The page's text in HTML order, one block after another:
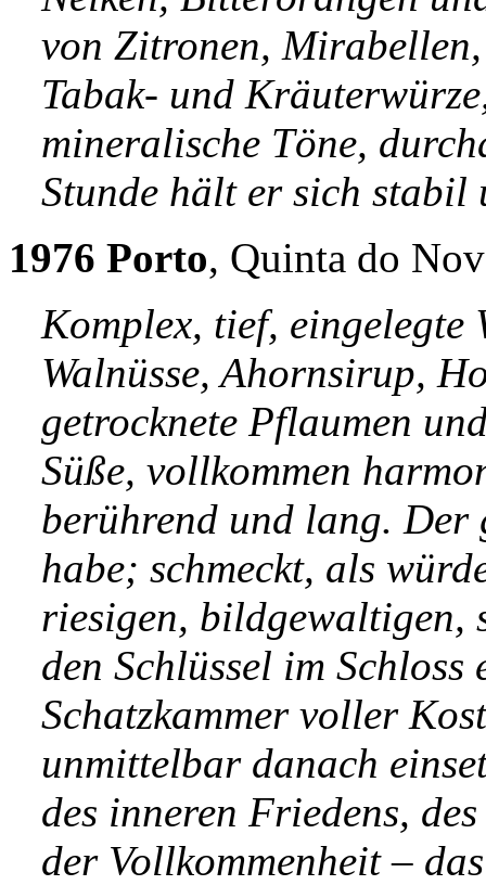
von Zitronen,
Tabak- und
mineralische Töne,
Stunde hält er sich stabil
1976 Porto, Quinta do
Komplex, tief, eingelegte
Walnüsse, Ahornsirup,
getrocknete Pflaumen
Süße, vollkommen
berührend und lang.
habe; schmeckt, als
riesigen, bildgewaltigen,
den Schlüssel im
Schatzkammer voller
unmittelbar danach
des inneren Friedens,
der Vollkommenheit –